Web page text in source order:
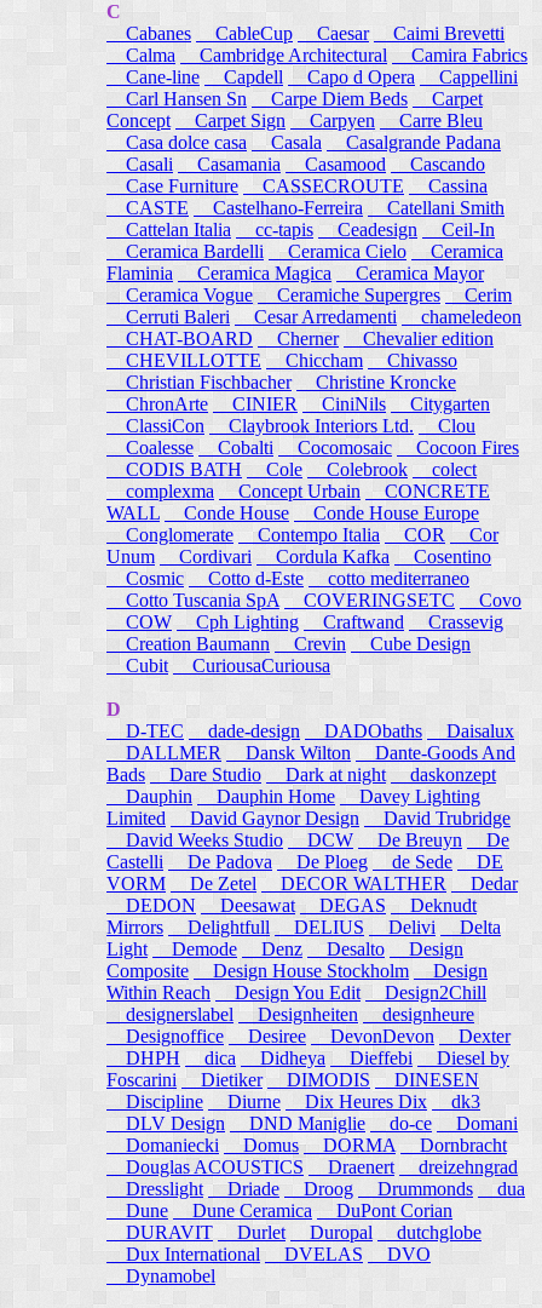
C
Cabanes
CableCup Caesar
Caimi Brevetti
Calma
Cambridge Architectural
Camira Fabrics
Cane-line
Capdell Capo d Opera
Cappellini
Carl Hansen Sn
Carpe Diem Beds
Carpet
Concept
Carpet Sign Carpyen
Carre Bleu
Casa dolce casa
Casala
Casalgrande Padana
Casali
Casamania Casamood
Cascando
Case Furniture
CASSECROUTE
Cassina
CASTE
Castelhano-Ferreira
Catellani Smith
Cattelan Italia
cc-tapis Ceadesign
Ceil-In
Ceramica Bardelli
Ceramica Cielo
Ceramica
Flaminia
Ceramica Magica
Ceramica Mayor
Ceramica Vogue
Ceramiche Supergres Cerim
Cerruti Baleri
Cesar Arredamenti
chameledeon
CHAT-BOARD
Cherner
Chevalier edition
CHEVILLOTTE
Chiccham
Chivasso
Christian Fischbacher
Christine Kroncke
ChronArte
CINIER CiniNils
Citygarten
ClassiCon
Claybrook Interiors Ltd.
Clou
Coalesse
Cobalti Cocomosaic
Cocoon Fires
CODIS BATH
Cole Colebrook
colect
complexma
Concept Urbain
CONCRETE
WALL
Conde House
Conde House Europe
Conglomerate
Contempo Italia COR
Cor
Unum
Cordivari Cordula Kafka
Cosentino
Cosmic
Cotto d-Este
cotto mediterraneo
Cotto Tuscania SpA
COVERINGSETC
Covo
COW
Cph Lighting Craftwand
Crassevig
Creation Baumann
Crevin
Cube Design
Cubit
CuriousaCuriousa
D
D-TEC
dade-design DADObaths
Daisalux
DALLMER
Dansk Wilton
Dante-Goods And
Bads
Dare Studio Dark at night
daskonzept
Dauphin
Dauphin Home
Davey Lighting
Limited
David Gaynor Design
David Trubridge
David Weeks Studio
DCW De Breuyn
De
Castelli
De Padova De Ploeg de Sede
DE
VORM
De Zetel DECOR WALTHER
Dedar
DEDON
Deesawat DEGAS
Deknudt
Mirrors
Delightfull DELIUS Delivi
Delta
Light
Demode Denz Desalto
Design
Composite
Design House Stockholm
Design
Within Reach
Design You Edit
Design2Chill
designerslabel
Designheiten
designheure
Designoffice
Desiree DevonDevon
Dexter
DHPH
dica Didheya Dieffebi
Diesel by
Foscarini
Dietiker DIMODIS
DINESEN
Discipline
Diurne Dix Heures Dix
dk3
DLV Design
DND Maniglie do-ce
Domani
Domaniecki
Domus DORMA
Dornbracht
Douglas ACOUSTICS
Draenert
dreizehngrad
Dresslight Driade Droog Drummonds
dua
Dune
Dune Ceramica
DuPont Corian
DURAVIT
Durlet Duropal
dutchglobe
Dux International
DVELAS
DVO
Dynamobel